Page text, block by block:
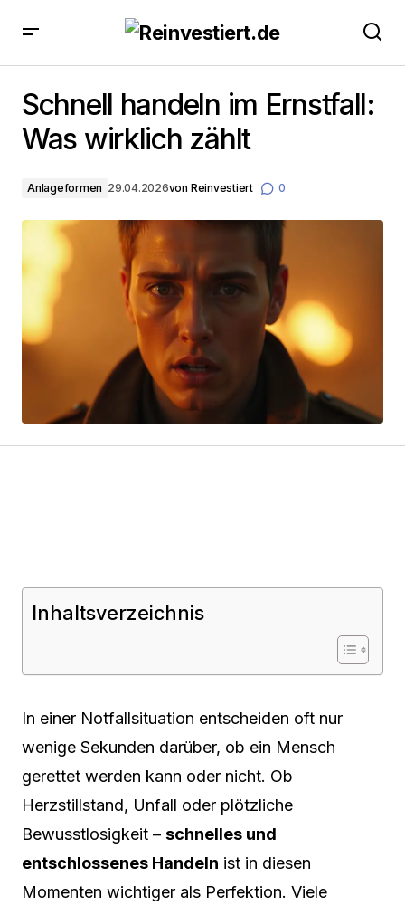
Schnell handeln im Ernstfall:
Was wirklich zählt
Anlageformen 29.04.2026von Reinvestiert 0
Inhaltsverzeichnis
In einer Notfallsituation entscheiden oft nur
wenige Sekunden darüber, ob ein Mensch
gerettet werden kann oder nicht. Ob
Herzstillstand, Unfall oder plötzliche
Bewusstlosigkeit – schnelles und
entschlossenes Handeln ist in diesen
Momenten wichtiger als Perfektion. Viele